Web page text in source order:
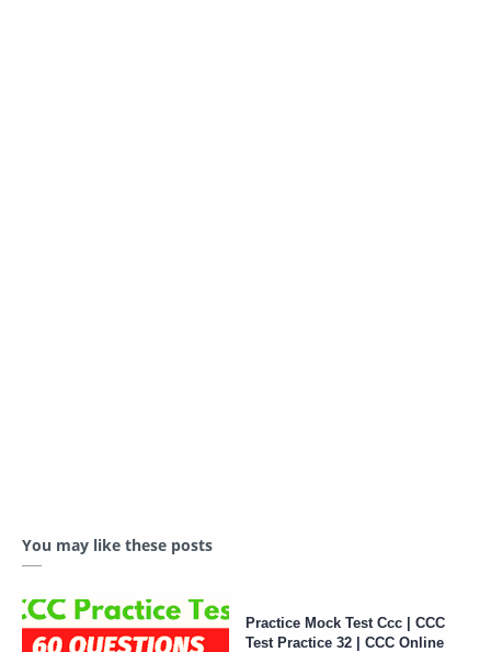
You may like these posts
Practice Mock Test Ccc | CCC
Test Practice 32 | CCC Online